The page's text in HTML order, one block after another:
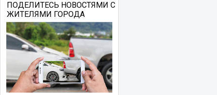
ПОДЕЛИТЕСЬ НОВОСТЯМИ С
ЖИТЕЛЯМИ ГОРОДА